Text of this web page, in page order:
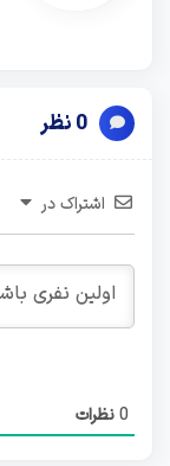
اشتراک در
0نظرات